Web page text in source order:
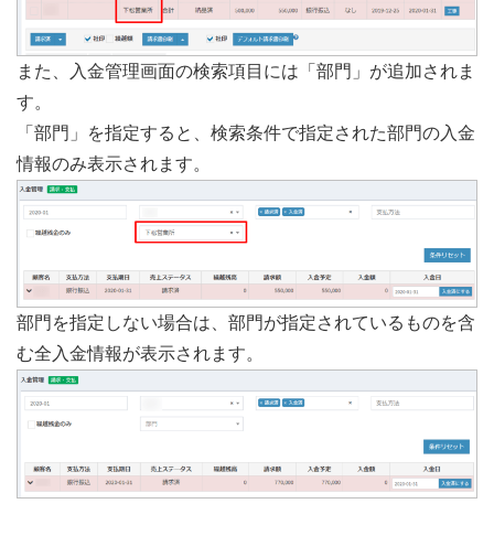
また、入金管理画面の検索項目には「部門」が追加されま
す。
「部門」を指定すると、検索条件で指定された部門の入金
情報のみ表示されます。
部門を指定しない場合は、部門が指定されているものを含
む全入金情報が表示されます。